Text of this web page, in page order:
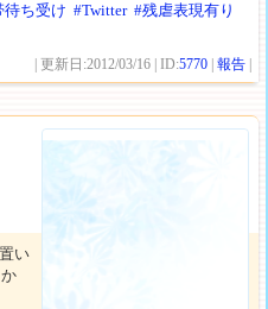
待ち受け #Twitter #残虐表現有り
| 更新日:2012/03/16 | ID:5770 |報告
い